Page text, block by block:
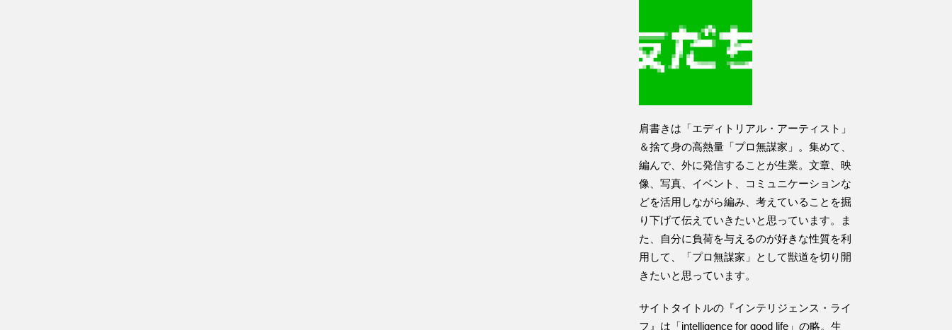
肩書きは「エディトリアル・アーティスト」
＆捨て身の高熱量「プロ無謀家」。集めて、
編んで、外に発信することが生業。文章、映
像、写真、イベント、コミュニケーションな
どを活用しながら編み、考えていることを掘
り下げて伝えていきたいと思っています。ま
た、自分に負荷を与えるのが好きな性質を利
用して、「プロ無謀家」として獣道を切り開
きたいと思っています。
サイトタイトルの『インテリジェンス・ライ
フ』は「intelligence for good life」の略。生